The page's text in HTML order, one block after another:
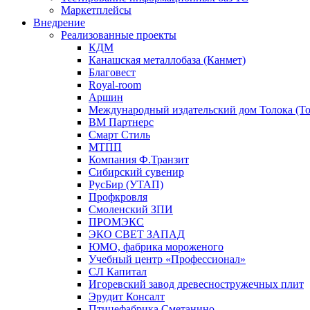
Маркетплейсы
Внедрение
Реализованные проекты
КДМ
Канашская металлобаза (Канмет)
Благовест
Royal-room
Аршин
Международный издательский дом Толока
ВМ Партнерс
Смарт Стиль
МТПП
Компания Ф.Транзит
Сибирский сувенир
РусБир (УТАП)
Профкровля
Смоленский ЗПИ
ПРОМЭКС
ЭКО СВЕТ ЗАПАД
ЮМО, фабрика мороженого
Учебный центр «Профессионал»
СЛ Капитал
Игоревский завод древесностружечных плит
Эрудит Консалт